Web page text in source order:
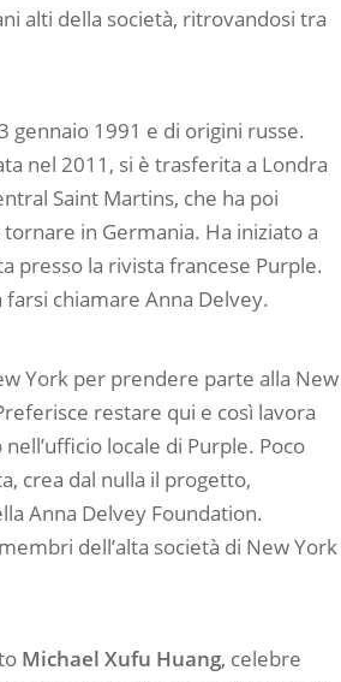
alti della società, ritrovandosi tra
gennaio 1991 e di origini russe.
nel 2011, si è trasferita a Londra
Saint Martins, che ha poi
in Germania. Ha iniziato a
presso la rivista francese Purple.
chiamare Anna Delvey.
York per prendere parte alla New
restare qui e così lavora
locale di Purple. Poco
crea dal nulla il progetto,
Anna Delvey Foundation.
dell’alta società di New York
Michael Xufu Huang, celebre